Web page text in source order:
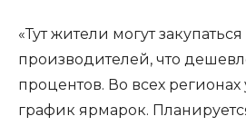
«Тут жители могут
производителей, что
процентов. Во всех
график ярмарок.